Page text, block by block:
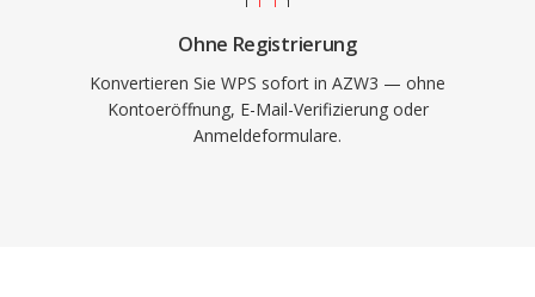
Ohne Registrierung
Konvertieren Sie WPS sofort in AZW3 — ohne
Kontoeröffnung, E-Mail-Verifizierung oder
Anmeldeformulare.